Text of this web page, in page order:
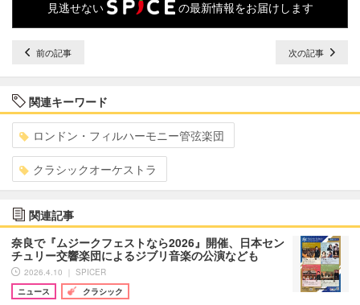
見逃せない の最新情報をお届けします
前の記事 次の記事
関連キーワード
ロンドン・フィルハーモニー管弦楽団
クラシックオーケストラ
関連記事
奈良で『ムジークフェストなら2026』開催、日本セン
チュリー交響楽団によるジブリ音楽の公演なども
2026.4.10 ｜ SPICER
ニュース
クラシック